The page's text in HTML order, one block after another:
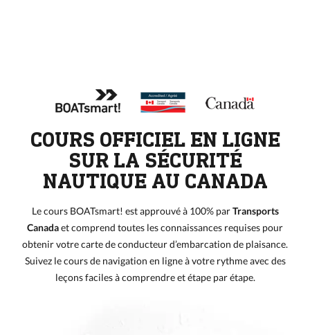
COURS OFFICIEL EN LIGNE
SUR LA SÉCURITÉ
NAUTIQUE AU CANADA
Le cours BOATsmart! est approuvé à 100% parTransports
Canadaet comprend toutes les connaissances requises pour
obtenir votre carte de conducteur d’embarcation de plaisance.
Suivez le cours de navigation en ligne à votre rythme avec des
leçons faciles à comprendre et étape par étape.